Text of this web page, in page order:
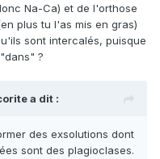
Na-Ca) et de l'orthose
plus tu l'as mis en gras)
sont intercalés, puisque
?
a dit :
des exsolutions dont
sont des plagioclases.